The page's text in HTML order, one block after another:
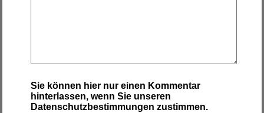
Sie können hier nur einen Kommentar
hinterlassen, wenn Sie unseren
Datenschutzbestimmungen zustimmen.